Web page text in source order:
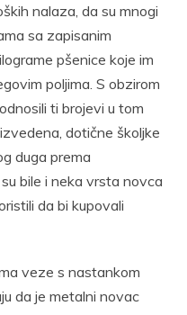
nalaza, da su mnogi
sa zapisanim
pšenice koje im
poljima. S obzirom
ti brojevi u tom
dotične školjke
duga prema
bile i neka vrsta novca
da bi kupovali
veze s nastankom
da je metalni novac